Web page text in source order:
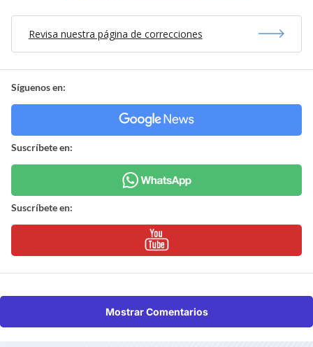
Revisa nuestra página de correcciones
Síguenos en:
Suscríbete en:
Suscríbete en:
Mostrar Comentarios